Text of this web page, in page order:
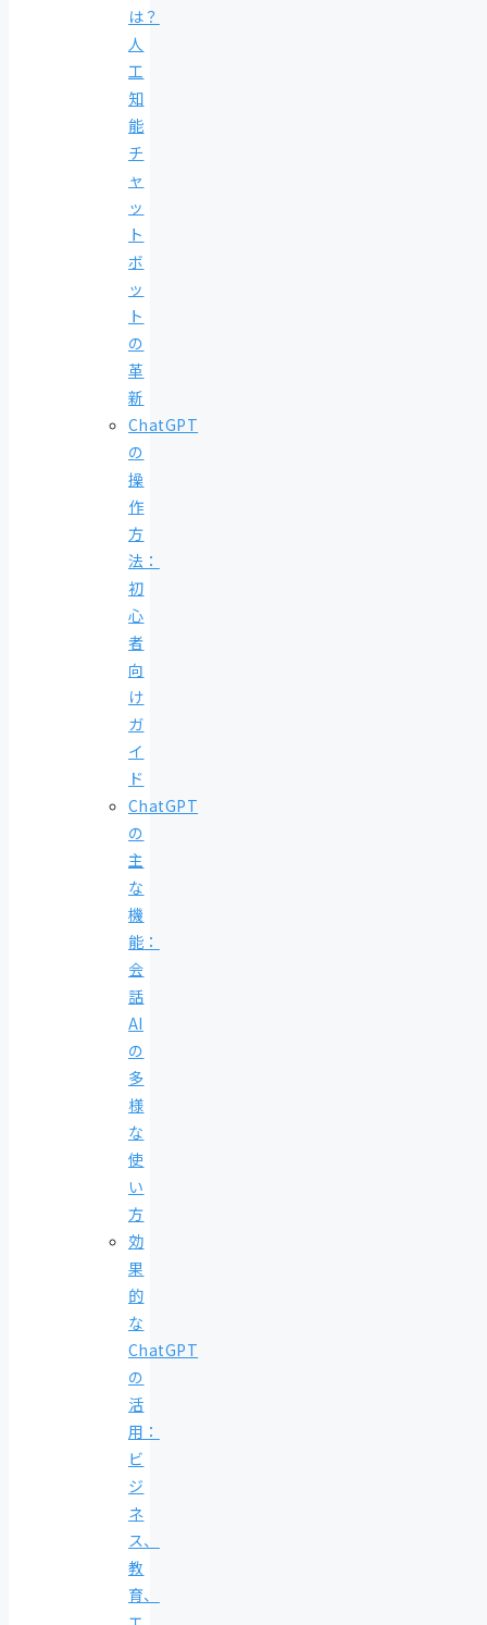
は？
人
工
知
能
チ
ャ
ッ
ト
ボ
ッ
ト
の
革
新
ChatGPT
の
操
作
方
法：
初
心
者
向
け
ガ
イ
ド
ChatGPT
の
主
な
機
能：
会
話
AI
の
多
様
な
使
い
方
効
果
的
な
ChatGPT
の
活
用：
ビ
ジ
ネ
ス、
教
育、